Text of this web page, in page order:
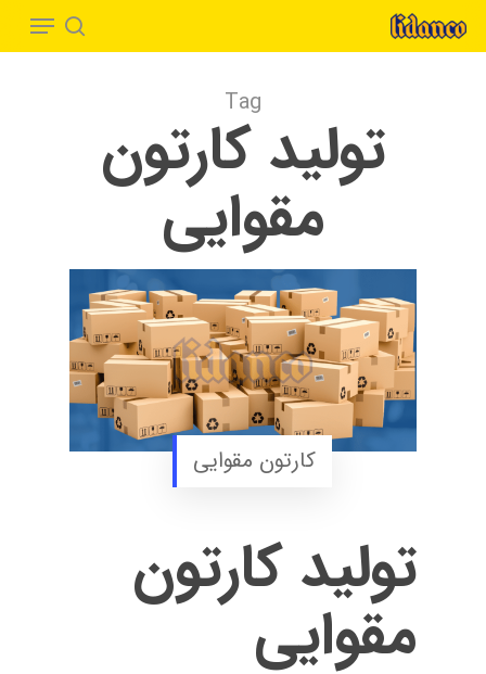
search
Menu
Tag
تولید کارتون
مقوایی
کارتون مقوایی
تولید کارتون
مقوایی